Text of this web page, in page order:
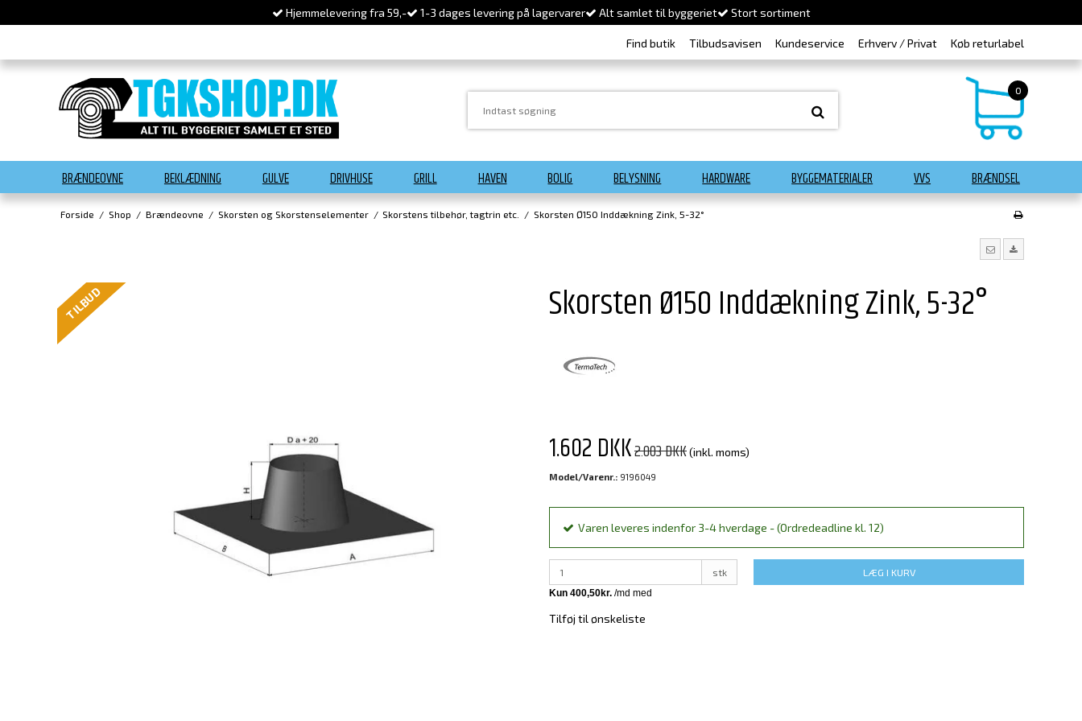
Hjemmelevering fra 59,- 1-3 dages levering på lagervarer Alt samlet til byggeriet Stort sortiment
Find butik Tilbudsavisen Kundeservice Erhverv / Privat Køb returlabel
0
BRÆNDEOVNE BEKLÆDNING GULVE DRIVHUSE GRILL HAVEN BOLIG BELYSNING HARDWARE BYGGEMATERIALER VVS BRÆNDSEL
Forside / Shop / Brændeovne / Skorsten og Skorstenselementer / Skorstens tilbehør, tagtrin etc. / Skorsten Ø150 Inddækning Zink, 5-32°
TILBUD Skorsten Ø150 Inddækning Zink, 5-32°
1.602 DKK2.003 DKK(inkl. moms)
Model/Varenr.: 9196049
Varen leveres indenfor 3-4 hverdage - (Ordredeadline kl. 12)
stk LÆG I KURV
Tilføj til ønskeliste